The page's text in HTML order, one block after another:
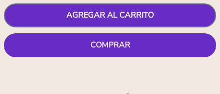
AGREGAR AL CARRITO
COMPRAR